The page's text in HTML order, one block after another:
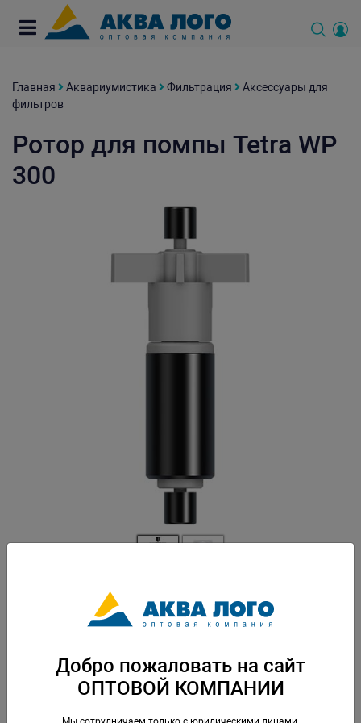
Главная Аквариумистика Фильтрация
Аксессуары для
фильтров
Ротор для помпы Tetra WP
300
Артикул: Tet-188822
Скачать каталогДобро пожаловать на сайт
ОПТОВОЙ КОМПАНИИ